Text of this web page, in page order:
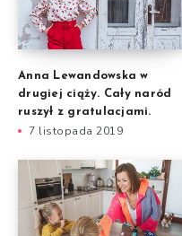
Anna Lewandowska w
drugiej ciąży. Cały naród
ruszył z gratulacjami.
7 listopada 2019